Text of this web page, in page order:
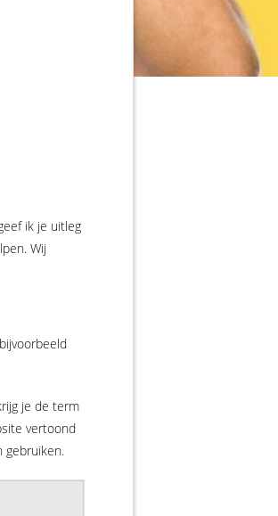
ik je uitleg
Wij
je de term
vertoond
gebruiken.